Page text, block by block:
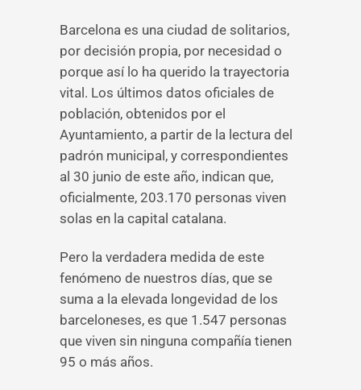
Barcelona es una ciudad de solitarios,
por decisión propia, por necesidad o
porque así lo ha querido la trayectoria
vital. Los últimos datos oficiales de
población, obtenidos por el
Ayuntamiento, a partir de la lectura del
padrón municipal, y correspondientes
al 30 junio de este año, indican que,
oficialmente, 203.170 personas viven
solas en la capital catalana.
Pero la verdadera medida de este
fenómeno de nuestros días, que se
suma a la elevada longevidad de los
barceloneses, es que 1.547 personas
que viven sin ninguna compañía tienen
95 o más años.